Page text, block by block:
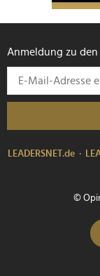
Anmeldung zu
LEADERSNET.de
©